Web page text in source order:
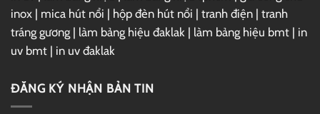
inox | mica hút nổi | hộp đèn hút nổi | tranh điện | tranh
tráng gương | làm bảng hiệu đaklak | làm bảng hiệu bmt | in
uv bmt | in uv đaklak
ĐĂNG KÝ NHẬN BẢN TIN